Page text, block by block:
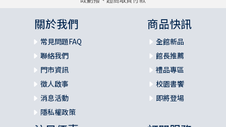
關於我們
常見問題FAQ
聯絡我們
門市資訊
徵人啟事
消息活動
隱私權政策
商品快訊
全館新品
館長推薦
禮品專區
校園書饗
即將登場